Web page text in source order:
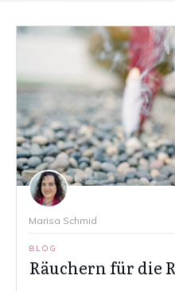
Marisa Schmid
BLOG
Räuchern für die